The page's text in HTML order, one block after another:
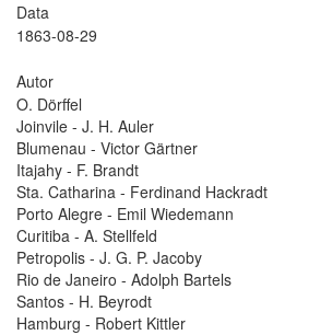
Data
1863-08-29
Autor
O. Dörffel
Joinvile - J. H. Auler
Blumenau - Victor Gärtner
Itajahy - F. Brandt
Sta. Catharina - Ferdinand Hackradt
Porto Alegre - Emil Wiedemann
Curitiba - A. Stellfeld
Petropolis - J. G. P. Jacoby
Rio de Janeiro - Adolph Bartels
Santos - H. Beyrodt
Hamburg - Robert Kittler